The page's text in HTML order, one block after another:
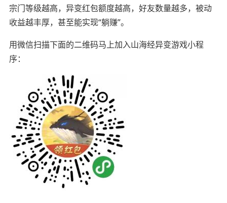
宗门等级越高，异变红包额度越高，好友数量越多，被动
收益越丰厚，甚至能实现“躺赚”。
用微信扫描下面的二维码马上加入山海经异变游戏小程
序：